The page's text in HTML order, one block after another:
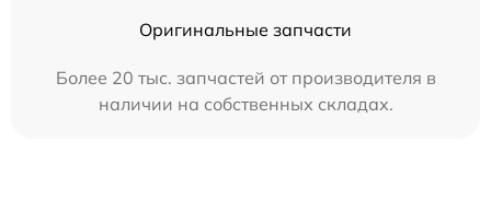
Оригинальные запчасти
Более 20 тыс. запчастей от производителя в
наличии на собственных складах.